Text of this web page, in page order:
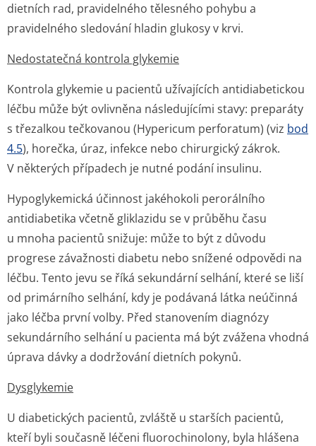
dietních rad, pravidelného tělesného pohybu a
pravidelného sledování hladin glukosy v krvi.
Nedostatečná kontrola glykemie
Kontrola glykemie u pacientů užívajících antidiabetickou
léčbu může být ovlivněna následujícími stavy: preparáty
s třezalkou tečkovanou (Hypericum perforatum) (viz bod
4.5), horečka, úraz, infekce nebo chirurgický zákrok.
V některých případech je nutné podání insulinu.
Hypoglykemická účinnost jakéhokoli perorálního
antidiabetika včetně gliklazidu se v průběhu času
u mnoha pacientů snižuje: může to být z důvodu
progrese závažnosti diabetu nebo snížené odpovědi na
léčbu. Tento jevu se říká sekundární selhání, které se liší
od primárního selhání, kdy je podávaná látka neúčinná
jako léčba první volby. Před stanovením diagnózy
sekundárního selhání u pacienta má být zvážena vhodná
úprava dávky a dodržování dietních pokynů.
Dysglykemie
U diabetických pacientů, zvláště u starších pacientů,
kteří byli současně léčeni fluorochinolony, byla hlášena